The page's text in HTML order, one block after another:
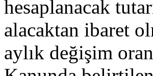
hesaplanacak
alacaktan ibaret
aylık değişim